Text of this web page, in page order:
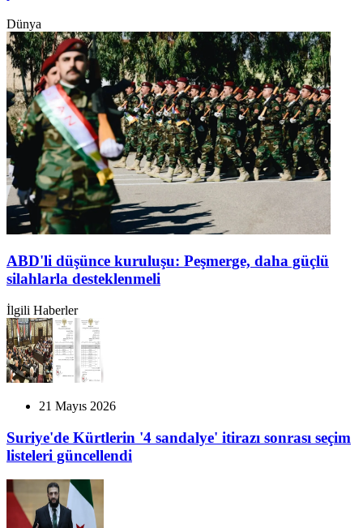
Dünya
ABD'li düşünce kuruluşu: Peşmerge, daha güçlü
silahlarla desteklenmeli
İlgili Haberler
21 Mayıs 2026
Suriye'de Kürtlerin '4 sandalye' itirazı sonrası seçim
listeleri güncellendi